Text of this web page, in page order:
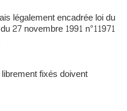
27 novembre 1991 n°11971
fixés doivent